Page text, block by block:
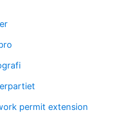
permit extension